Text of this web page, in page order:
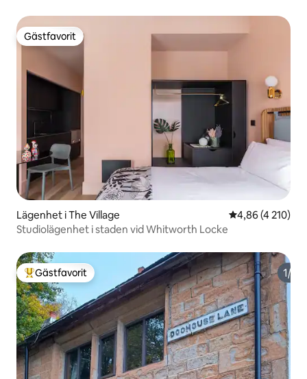
Gästfavorit
Gästfavorit
Lägenhet i The Village 4,86 av 5 i
4,86 (4 210)
Studiolägenhet i staden vid Whitworth Locke
Populär gästfavorit
Gästfavorit